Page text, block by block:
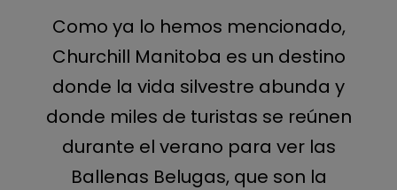
Como ya lo hemos mencionado,
Churchill Manitoba es un destino
donde la vida silvestre abunda y
donde miles de turistas se reúnen
durante el verano para ver las
Ballenas Belugas, que son la